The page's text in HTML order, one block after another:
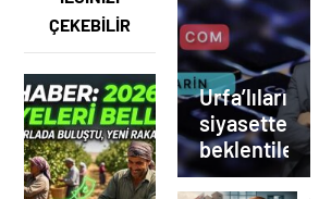
ÇEKEBİLİR
Urfa’lıların
siyasetten
beklentileri..